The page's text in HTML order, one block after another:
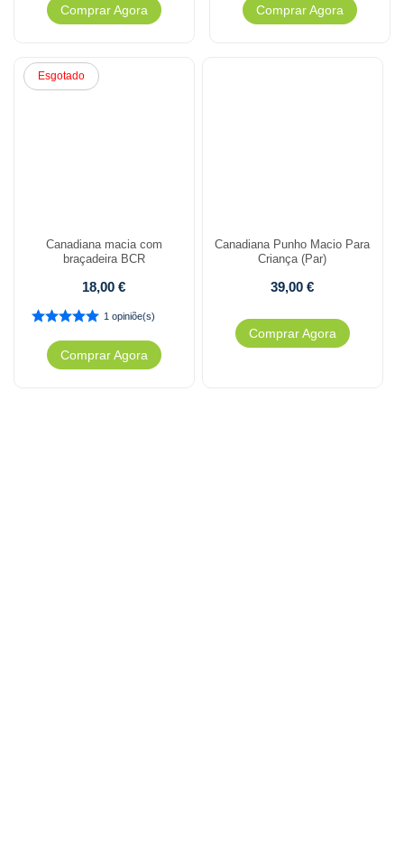
Comprar Agora Comprar Agora
Esgotado
Canadiana macia com
braçadeira BCR
18,00€
1 opiniõe(s)
Comprar Agora
Canadiana Punho Macio Para
Criança (Par)
39,00€
Comprar Agora